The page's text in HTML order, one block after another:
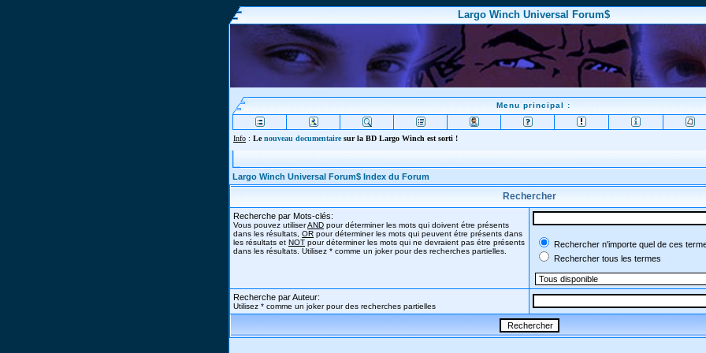
Largo Winch Universal Forum$
Menu principal :
Info : Lenouveau documentairesur la BD Largo Winch est sorti !
Largo Winch Universal Forum$ Index du Forum
Rechercher
Recherche par Mots-clés:
Vous pouvez utiliserAND pour déterminer les mots qui doivent étre présents
dans les résultats, OR pour déterminer les mots qui peuvent étre présents dans
les résultats et NOT pour déterminer les mots qui ne devraient pas étre présents
dans les résultats. Utilisez * comme un joker pour des recherches partielles.
Rechercher n'importe quel de ces
Rechercher tous les termes
Recherche par Auteur:
Utilisez * comme un joker pour des recherches partielles